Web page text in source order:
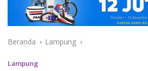
Beranda Lampung
Lampung